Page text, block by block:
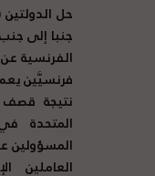
حل
جنبا إلى
الفرنسية
فرنسيَّين
نتيجة قصف
المتحدة
المسؤولين
العاملين